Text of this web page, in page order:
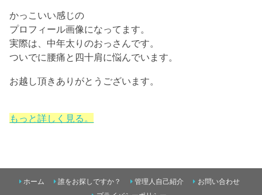
かっこいい感じの
プロフィール画像になってます。
実際は、中年太りのおっさんです。
ついでに腰痛と四十肩に悩んでいます。
お越し頂きありがとうございます。
もっと詳しく見る。
ホーム 誰をお探しですか？ 管理人自己紹介
お問い合わせ